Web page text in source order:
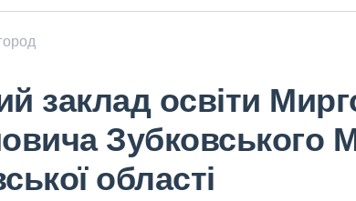
заклад освіти
Зубковського
області